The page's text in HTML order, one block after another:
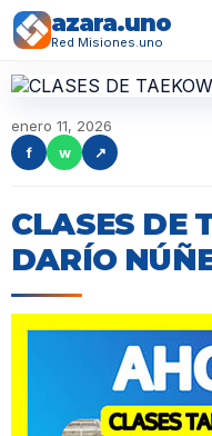
azara.uno
Red Misiones.uno
enero 11, 2026
f
w ↗
CLASES DE
DARÍO